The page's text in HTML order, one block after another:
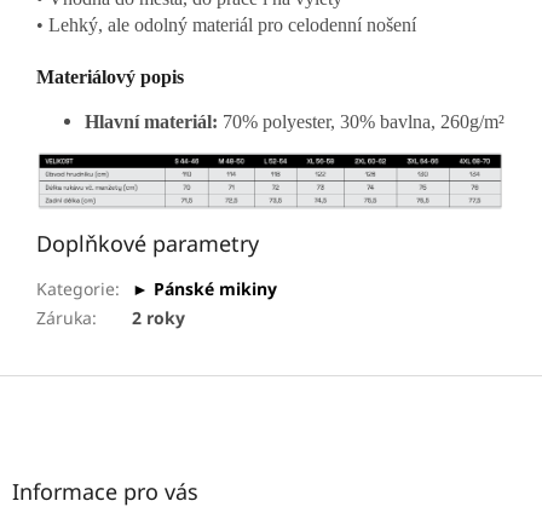
• Lehký, ale odolný materiál pro celodenní nošení
Materiálový popis
Hlavní materiál: 70% polyester, 30% bavlna, 260g/m²
Doplňkové parametry
Kategorie:
► Pánské mikiny
Záruka: 2 roky
Z
Informace pro vás